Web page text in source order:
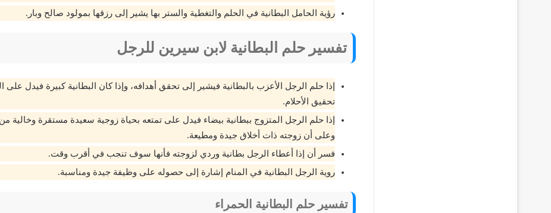
رؤية الحامل البطانية في الحلم والتغطية والستر بها يشير إلى رزقها بمولود صالح وبار.
تفسير حلم البطانية لابن سيرين للرجل
إذا حلم الرجل الأعزب بالبطانية فيشير إلى تحقق أهدافه، وإذا كان البطانية كبيرة فيدل على
تحقيق الأحلام.
إذا حلم الرجل المتزوج ببطانية بيضاء فيدل على تمتعه بحياة زوجية سعيدة مستقرة وخالية
وعلى أن زوجته ذات أخلاق جيدة ومطيعة.
فسر أن إذا أعطاء الرجل بطانية وردي لزوجته فأنها سوف تنجب في أقرب وقت.
روية الرجل البطانية في المنام إشارة إلى حصوله على وظيفة جيدة ومناسبة.
تفسير حلم البطانية الحمراء